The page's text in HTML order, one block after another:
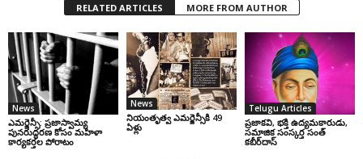
RELATED ARTICLES MORE FROM AUTHOR
News
ఎమర్జెన్సీ: ప్రజాస్వామ్య
పునరుద్ధరణ కోసం మహిళా
కార్యకర్తల పోరాటం
News
నియంతృత్వ ఎమర్జెన్సీకి 49
ఏళ్లు
Telugu Articles
ప్రజాకవి, భక్తి ఉద్యమకారుడు,
సమాజిక సంస్కర్త సంత్‌
కబీర్‌దాస్‌